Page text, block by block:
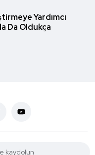
Yardımcı
Da Oldukça